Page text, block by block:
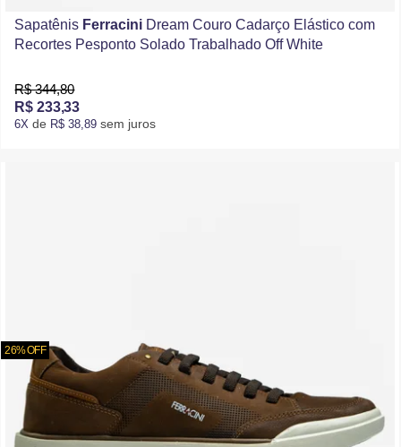
Sapatênis Ferracini Dream Couro Cadarço Elástico com
Recortes Pesponto Solado Trabalhado Off White
R$ 344,80
R$ 233,33
6X de R$ 38,89 sem juros
26% OFF